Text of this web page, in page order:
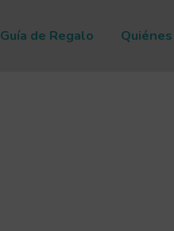
Guía de Regalo